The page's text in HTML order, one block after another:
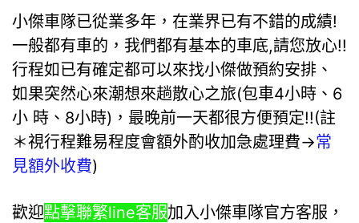
小傑車隊已從業多年，在業界已有不錯的成績!
一般都有車的，我們都有基本的車底,請您放心!!
行程如已有確定都可以來找小傑做預約安排、
如果突然心來潮想來趟散心之旅(包車4小時、6
小 時、8小時)，最晚前一天都很方便預定!!(註
＊視行程難易程度會額外酌收加急處理費→常
見額外收費)
歡迎點擊聯繁line客服加入小傑車隊官方客服，